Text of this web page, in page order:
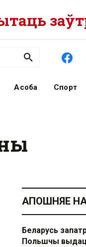
Асоба Спорт
АПОШНЯЕ
Беларусь
Польшчы